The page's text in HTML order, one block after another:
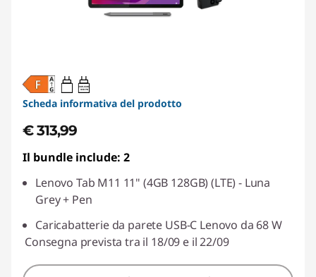
20W-60W
USB PD
Scheda informativa del prodotto
€ 313,99
Il bundle include: 2
Lenovo Tab M11 11" (4GB 128GB) (LTE) - Luna
Grey + Pen
Caricabatterie da parete USB-C Lenovo da 68 W
Consegna prevista tra il 18/09 e il 22/09